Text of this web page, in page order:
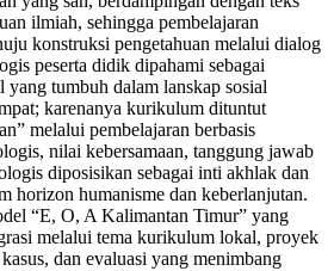
ilmiah, sehingga pembelajaran
konstruksi pengetahuan melalui dialog
peserta didik dipahami sebagai
tumbuh dalam lanskap sosial
karenanya kurikulum dituntut
melalui pembelajaran berbasis
nilai kebersamaan, tanggung jawab
diposisikan sebagai inti akhlak dan
horizon humanisme dan keberlanjutan.
“E, O, A Kalimantan Timur” yang
melalui tema kurikulum lokal, proyek
dan evaluasi yang menimbang